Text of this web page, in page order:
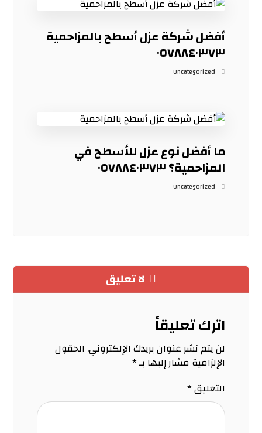
أفضل شركة عزل أسطح بالمزاحمية
٠٥٧٨٨٤٠٣٧٣
Uncategorized
ما أفضل نوع عزل للأسطح في
المزاحمية؟ ٠٥٧٨٨٤٠٣٧٣
Uncategorized
لا تعليق
اترك تعليقاً
لن يتم نشر عنوان بريدك الإلكتروني. الحقول
الإلزامية مشار إليها بـ*
التعليق*